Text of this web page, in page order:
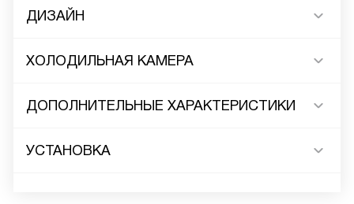
ДИЗАЙН
ХОЛОДИЛЬНАЯ КАМЕРА
ДОПОЛНИТЕЛЬНЫЕ ХАРАКТЕРИСТИКИ
УСТАНОВКА